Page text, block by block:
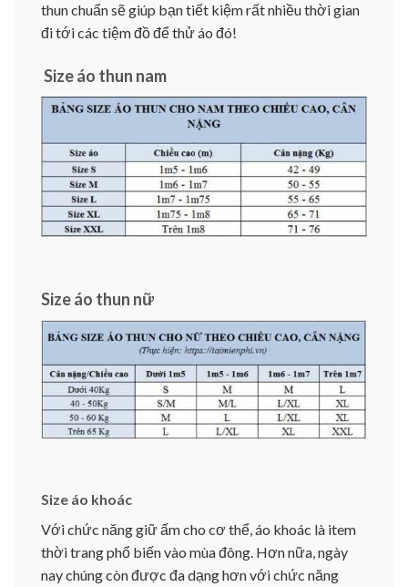
thun chuẩn sẽ giúp bạn tiết kiệm rất nhiều thời gian
đi tới các tiệm đồ để thử áo đó!
Size áo thun nam
Size áo thun nữ
Size áo khoác
Với chức năng giữ ấm cho cơ thể, áo khoác là item
thời trang phổ biến vào mùa đông. Hơn nữa, ngày
nay chúng còn được đa dạng hơn với chức năng